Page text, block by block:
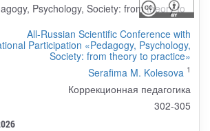
All-Russian Scientific Conference with
Participation «Pedagogy, Psychology,
Society: from theory to practice»
Serafima M. Kolesova 1
Коррекционная педагогика
302-305